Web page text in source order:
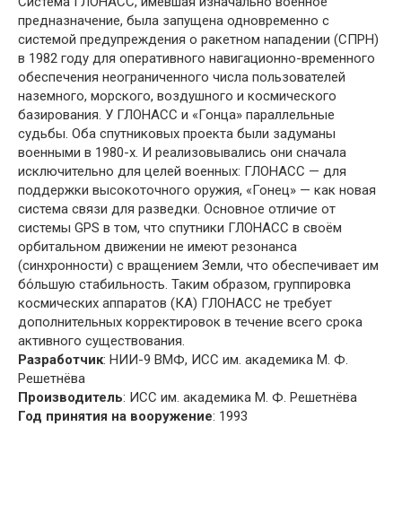
предназначение, была запущена одновременно с
системой предупреждения о ракетном нападении (СПРН)
в 1982 году для оперативного навигационно-временного
обеспечения неограниченного числа пользователей
наземного, морского, воздушного и космического
базирования. У ГЛОНАСС и «Гонца» параллельные
судьбы. Оба спутниковых проекта были задуманы
военными в 1980-х. И реализовывались они сначала
исключительно для целей военных: ГЛОНАСС — для
поддержки высокоточного оружия, «Гонец» — как новая
система связи для разведки. Основное отличие от
системы GPS в том, что спутники ГЛОНАСС в своём
орбитальном движении не имеют резонанса
(синхронности) с вращением Земли, что обеспечивает им
бо́льшую стабильность. Таким образом, группировка
космических аппаратов (КА) ГЛОНАСС не требует
дополнительных корректировок в течение всего срока
активного существования.
Разработчик: НИИ-9 ВМФ, ИСС им. академика М. Ф.
Решетнёва
Производитель: ИСС им. академика М. Ф. Решетнёва
Год принятия на вооружение: 1993